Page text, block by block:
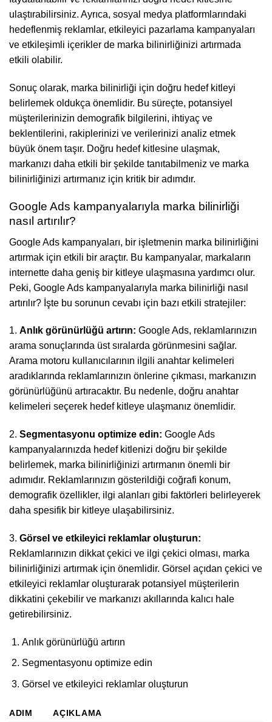
ulaştırabilirsiniz. Ayrıca, sosyal medya platformlarındaki
hedeflenmiş reklamlar, etkileyici pazarlama kampanyaları
ve etkileşimli içerikler de marka bilinirliğinizi artırmada
etkili olabilir.
Sonuç olarak, marka bilinirliği için doğru hedef kitleyi
belirlemek oldukça önemlidir. Bu süreçte, potansiyel
müşterilerinizin demografik bilgilerini, ihtiyaç ve
beklentilerini, rakiplerinizi ve verilerinizi analiz etmek
büyük önem taşır. Doğru hedef kitlesine ulaşmak,
markanızı daha etkili bir şekilde tanıtabilmeniz ve marka
bilinirliğinizi artırmanız için kritik bir adımdır.
Google Ads kampanyalarıyla marka bilinirliği
nasıl artırılır?
Google Ads kampanyaları, bir işletmenin marka bilinirliğini
artırmak için etkili bir araçtır. Bu kampanyalar, markaların
internette daha geniş bir kitleye ulaşmasına yardımcı olur.
Peki, Google Ads kampanyalarıyla marka bilinirliği nasıl
artırılır? İşte bu sorunun cevabı için bazı etkili stratejiler:
1. Anlık görünürlüğü artırın: Google Ads, reklamlarınızın
arama sonuçlarında üst sıralarda görünmesini sağlar.
Arama motoru kullanıcılarının ilgili anahtar kelimeleri
aradıklarında reklamlarınızın önlerine çıkması, markanızın
görünürlüğünü artıracaktır. Bu nedenle, doğru anahtar
kelimeleri seçerek hedef kitleye ulaşmanız önemlidir.
2. Segmentasyonu optimize edin: Google Ads
kampanyalarınızda hedef kitlenizi doğru bir şekilde
belirlemek, marka bilinirliğinizi artırmanın önemli bir
adımıdır. Reklamlarınızın gösterildiği coğrafi konum,
demografik özellikler, ilgi alanları gibi faktörleri belirleyerek
daha spesifik bir kitleye ulaşabilirsiniz.
3. Görsel ve etkileyici reklamlar oluşturun:
Reklamlarınızın dikkat çekici ve ilgi çekici olması, marka
bilinirliğinizi artırmak için önemlidir. Görsel açıdan çekici ve
etkileyici reklamlar oluşturarak potansiyel müşterilerin
dikkatini çekebilir ve markanızı akıllarında kalıcı hale
getirebilirsiniz.
Anlık görünürlüğü artırın
Segmentasyonu optimize edin
Görsel ve etkileyici reklamlar oluşturun
ADIM
AÇIKLAMA